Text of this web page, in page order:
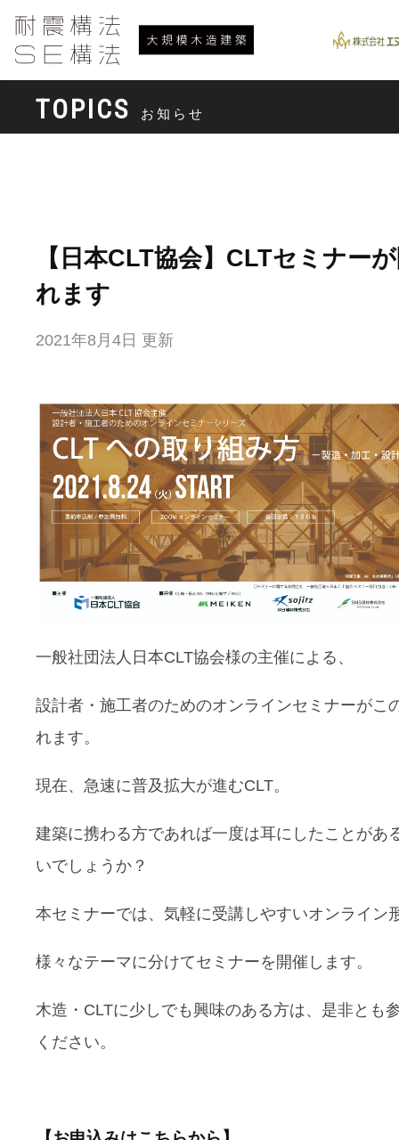
TOPICS お知らせ
【日本CLT協会】CLTセミナー
れます
2021年8月4日 更新
一般社団法人日本CLT協会様の主催による、
設計者・施工者のためのオンラインセミナーがこ
れます。
現在、急速に普及拡大が進むCLT。
建築に携わる方であれば一度は耳にしたことがあ
いでしょうか？
本セミナーでは、気軽に受講しやすいオンライン
様々なテーマに分けてセミナーを開催します。
木造・CLTに少しでも興味のある方は、是非とも
ください。